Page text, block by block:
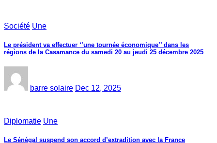
Société Une
Le président va effectuer ‘’une tournée économique’’ dans les
régions de la Casamance du samedi 20 au jeudi 25 décembre 2025
barre solaire Dec 12, 2025
Diplomatie Une
Le Sénégal suspend son accord d’extradition avec la France